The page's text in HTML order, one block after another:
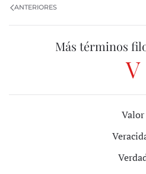
ANTERIORES
Más términos
V
Valor